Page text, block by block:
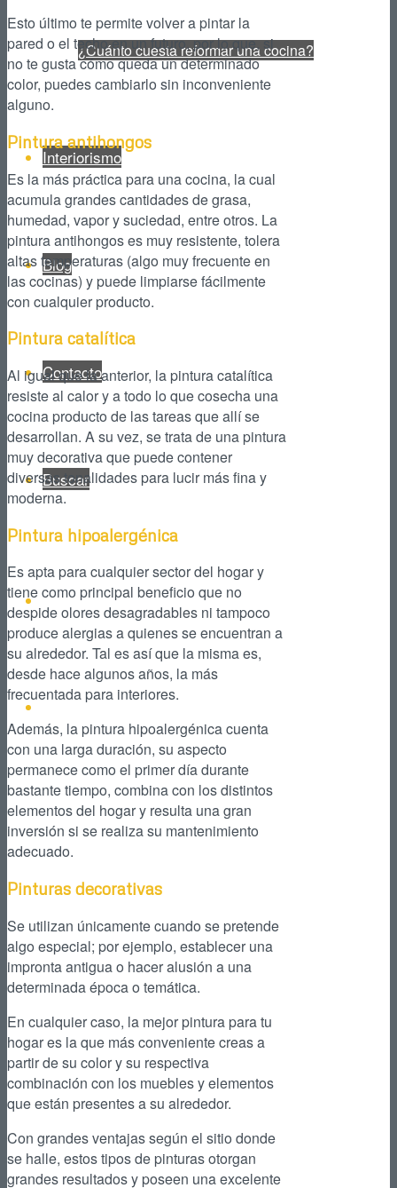
¿Cuánto cuesta reformar una cocina?
Interiorismo
Blog
Contacto
Buscar
Facebook
Instagram
Esto último te permite volver a pintar la
pared o el techo en un futuro, por lo que, si
no te gusta cómo queda un determinado
color, puedes cambiarlo sin inconveniente
alguno.
Pintura antihongos
Es la más práctica para una cocina, la cual
acumula grandes cantidades de grasa,
humedad, vapor y suciedad, entre otros. La
pintura antihongos es muy resistente, tolera
altas temperaturas (algo muy frecuente en
las cocinas) y puede limpiarse fácilmente
con cualquier producto.
Pintura catalítica
Al igual que la anterior, la pintura catalítica
resiste al calor y a todo lo que cosecha una
cocina producto de las tareas que allí se
desarrollan. A su vez, se trata de una pintura
muy decorativa que puede contener
diversas tonalidades para lucir más fina y
moderna.
Pintura hipoalergénica
Es apta para cualquier sector del hogar y
tiene como principal beneficio que no
despide olores desagradables ni tampoco
produce alergias a quienes se encuentran a
su alrededor. Tal es así que la misma es,
desde hace algunos años, la más
frecuentada para interiores.
Además, la pintura hipoalergénica cuenta
con una larga duración, su aspecto
permanece como el primer día durante
bastante tiempo, combina con los distintos
elementos del hogar y resulta una gran
inversión si se realiza su mantenimiento
adecuado.
Pinturas decorativas
Se utilizan únicamente cuando se pretende
algo especial; por ejemplo, establecer una
impronta antigua o hacer alusión a una
determinada época o temática.
En cualquier caso, la mejor pintura para tu
hogar es la que más conveniente creas a
partir de su color y su respectiva
combinación con los muebles y elementos
que están presentes a su alrededor.
Con grandes ventajas según el sitio donde
se halle, estos tipos de pinturas otorgan
grandes resultados y poseen una excelente